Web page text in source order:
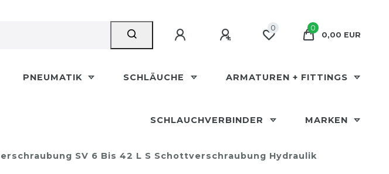
0
0
0,00 EUR
PNEUMATIK SCHLÄUCHE ARMATUREN + FITTINGS
SCHLAUCHVERBINDER MARKEN
SV 6 Bis 42 L S Schottverschraubung Hydraulik